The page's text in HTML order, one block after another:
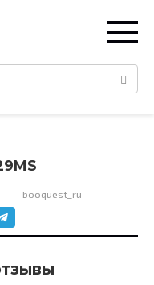
booquest_ru